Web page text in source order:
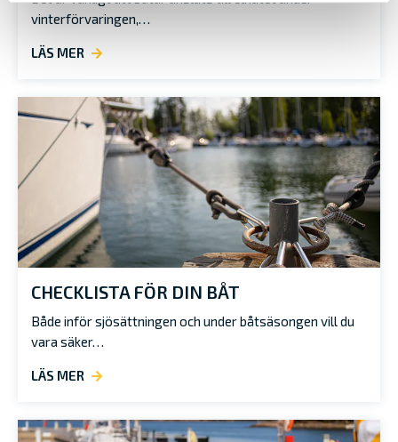
vinterförvaringen,…
LÄS MER
CHECKLISTA FÖR DIN BÅT
Både inför sjösättningen och under båtsäsongen vill du
vara säker…
LÄS MER